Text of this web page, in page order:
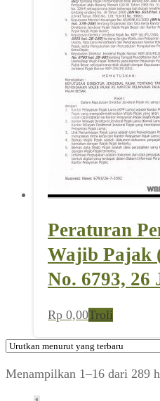
Peraturan
Wajib Pajak
No. 6793, 26
Rp 0,00Troli
Menampilkan 1–16 dari 289